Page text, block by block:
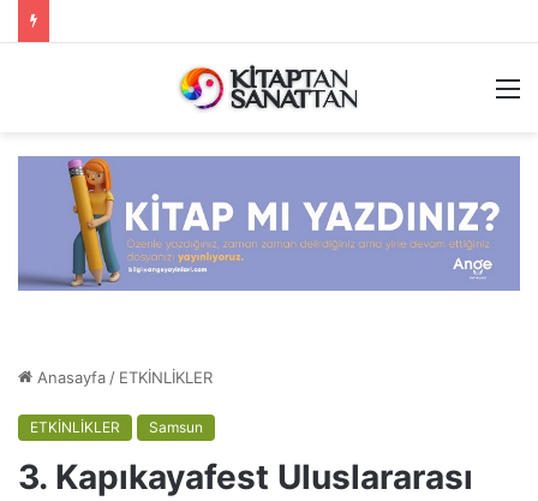
Anasayfa / ETKİNLİKLER
ETKİNLİKLER Samsun
3. Kapıkayafest Uluslararası